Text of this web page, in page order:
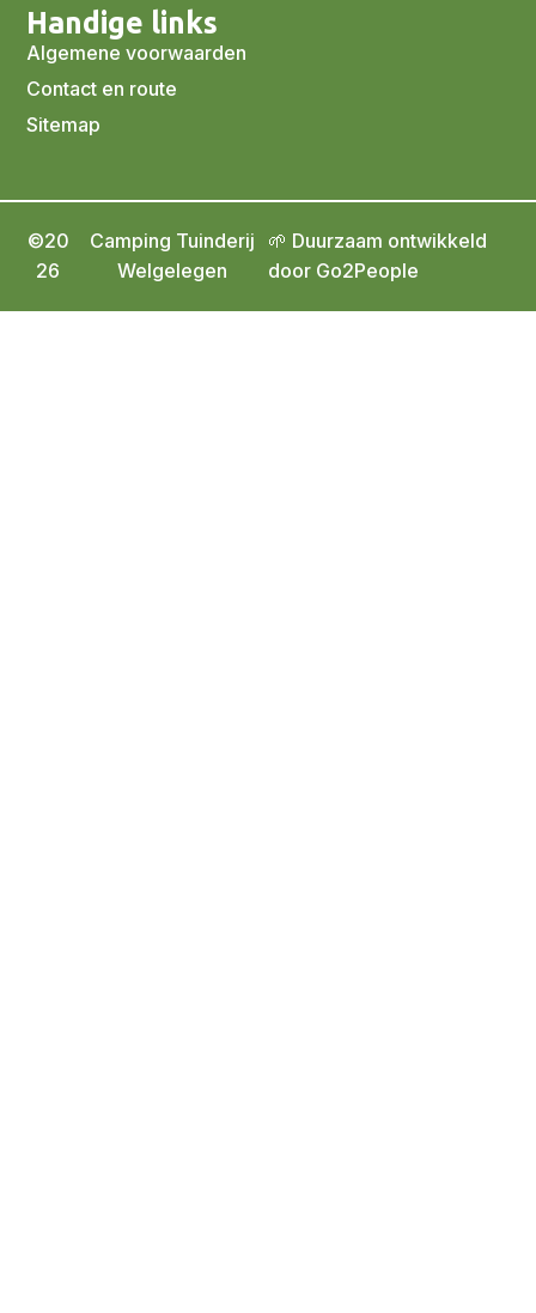
Handige links
Algemene voorwaarden
Contact en route
Sitemap
©20
26
Camping Tuinderij
Welgelegen
🌱 Duurzaam ontwikkeld
door Go2People